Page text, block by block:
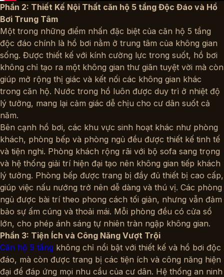
Phần 2: Thiết Kế Nội Thất căn hộ 5 tầng Độc Đáo và Hồ
Bơi Trung Tâm
Một trong những điểm nhấn đặc biệt của căn hộ 5 tầng
độc đáo chính là hồ bơi nằm ở trung tâm của không gian
sống. Được thiết kế với kính cường lực trong suốt, hồ bơi
không chỉ tạo ra một không gian thư giãn tuyệt vời mà còn
giúp mở rộng thị giác và kết nối các không gian khác
trong căn hộ. Nước trong hồ luôn được duy trì ở nhiệt độ
lý tưởng, mang lại cảm giác dễ chịu cho cư dân suốt cả
năm.
Bên cạnh hồ bơi, các khu vực sinh hoạt khác như phòng
khách, phòng bếp và phòng ngủ đều được thiết kế tinh tế
và tiện nghi. Phòng khách rộng rãi với bộ sofa sang trọng
và hệ thống giải trí hiện đại tạo nên không gian tiếp khách
lý tưởng. Phòng bếp được trang bị đầy đủ thiết bị cao cấp,
giúp việc nấu nướng trở nên dễ dàng và thú vị. Các phòng
ngủ được bài trí theo phong cách tối giản, nhưng vẫn đảm
bảo sự ấm cúng và thoải mái. Mỗi phòng đều có cửa sổ
lớn, cho phép ánh sáng tự nhiên tràn ngập không gian.
Phần 3: Tiện Ích và Công Năng Vượt Trội
Căn hộ 5 tầng không chỉ nổi bật với thiết kế và hồ bơi độc
đáo, mà còn được trang bị các tiện ích và công năng hiện
đại để đáp ứng mọi nhu cầu của cư dân. Hệ thống an ninh